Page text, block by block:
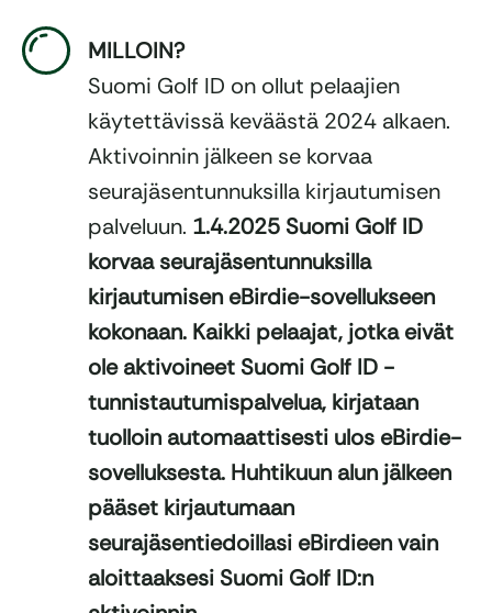
MILLOIN?
Suomi Golf ID on ollut pelaajien
käytettävissä keväästä 2024 alkaen.
Aktivoinnin jälkeen se korvaa
seurajäsentunnuksilla kirjautumisen
palveluun. 1.4.2025 Suomi Golf ID
korvaa seurajäsentunnuksilla
kirjautumisen eBirdie-sovellukseen
kokonaan. Kaikki pelaajat, jotka eivät
ole aktivoineet Suomi Golf ID -
tunnistautumispalvelua, kirjataan
tuolloin automaattisesti ulos eBirdie-
sovelluksesta. Huhtikuun alun jälkeen
pääset kirjautumaan
seurajäsentiedoillasi eBirdieenvain
aloittaaksesi Suomi Golf ID:n